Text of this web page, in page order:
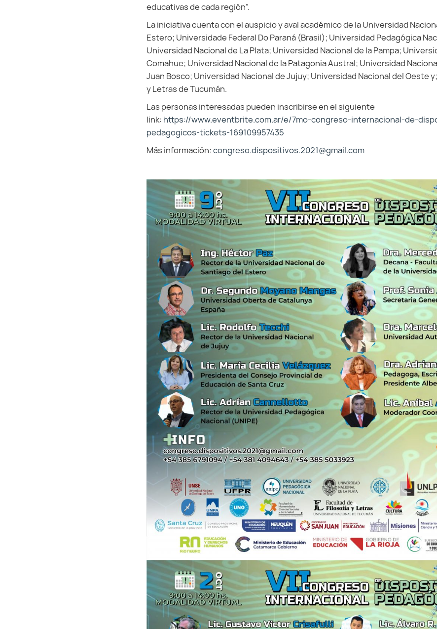
educativas de cada región”.
La iniciativa cuenta con el auspicio y aval académico de la Universidad
Estero; Universidade Federal Do Paraná (Brasil); Universidad Pedagógica
Universidad Nacional de La Plata; Universidad Nacional de la Pampa;
Comahue; Universidad Nacional de la Patagonia Austral; Universidad
Juan Bosco; Universidad Nacional de Jujuy; Universidad Nacional del Oeste
y Letras de Tucumán.
Las personas interesadas pueden inscribirse en el siguiente
link: https://www.eventbrite.com.ar/e/7mo-congreso-internacional-de-
pedagogicos-tickets-169109957435
Más información:congreso.dispositivos.2021@gmail.com